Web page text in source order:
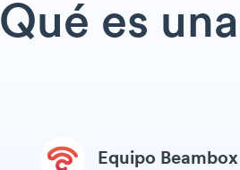
Qué es
Equipo Beambox